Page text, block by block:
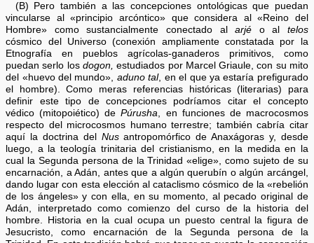
(B) Pero también a las concepciones ontológicas que puedan
vincularse al «principio arcóntico» que considera al «Reino del
Hombre» como sustancialmente conectado alarjé o al telos
cósmico del Universo (conexión ampliamente constatada por la
Etnografía en pueblos agrícolas-ganaderos primitivos, como
puedan serlo los dogon, estudiados por Marcel Griaule, con su mito
del «huevo del mundo», aduno tal, en el que ya estaría prefigurado
el hombre). Como meras referencias históricas (literarias) para
definir este tipo de concepciones podríamos citar el concepto
védico (mitopoiético) dePúrusha, en funciones de macrocosmos
respecto del microcosmos humano terrestre; también cabría citar
aquí la doctrina del Nusantropomórfico de Anaxágoras y, desde
luego, a la teología trinitaria del cristianismo, en la medida en la
cual la Segunda persona de la Trinidad «elige», como sujeto de su
encarnación, a Adán, antes que a algún querubín o algún arcángel,
dando lugar con esta elección al cataclismo cósmico de la «rebelión
de los ángeles» y con ella, en su momento, al pecado original de
Adán, interpretado como comienzo del curso de la historia del
hombre. Historia en la cual ocupa un puesto central la figura de
Jesucristo, como encarnación de la Segunda persona de la